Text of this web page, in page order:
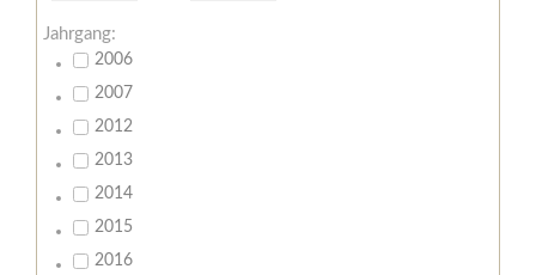
Jahrgang:
2006
2007
2012
2013
2014
2015
2016